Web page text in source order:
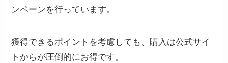
ンペーンを行っています。
獲得できるポイントを考慮しても、購入は公式サイ
トからが圧倒的にお得です。